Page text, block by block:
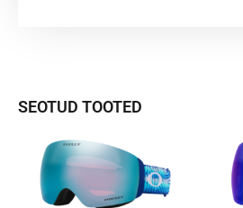
SEOTUD TOOTED